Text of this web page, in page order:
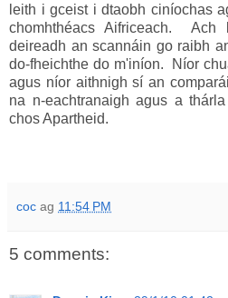
leith i gceist i dtaobh ciníochas
chomhthéacs Aifriceach.
deireadh an scannáin go raibh
do-fheichthe do m'iníon. Níor
agus níor aithnigh sí an
na n-eachtranaigh agus a
chos Apartheid.
coc ag 11:54 PM
5 comments: